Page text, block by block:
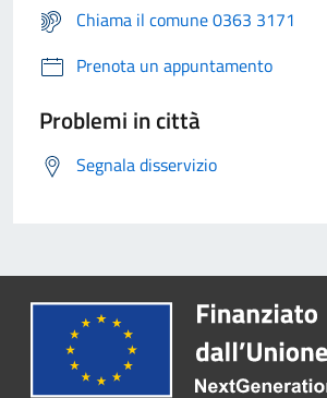
Chiama il comune 0363 3171
Prenota un appuntamento
Problemi in città
Segnala disservizio